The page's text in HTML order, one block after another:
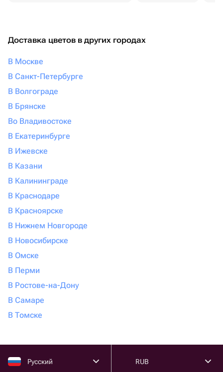
Доставка цветов в других городах
В Москве
В Санкт-Петербурге
В Волгограде
В Брянске
Во Владивостоке
В Екатеринбурге
В Ижевске
В Казани
В Калининграде
В Краснодаре
В Красноярске
В Нижнем Новгороде
В Новосибирске
В Омске
В Перми
В Ростове-на-Дону
В Самаре
В Томске
Русский RUB